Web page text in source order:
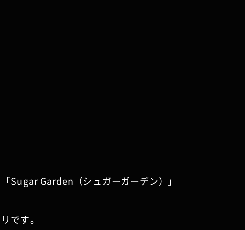
Sugar Garden（シュガーガーデン）」
です。